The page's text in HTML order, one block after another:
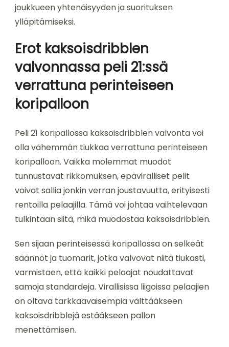
joukkueen yhtenäisyyden ja suorituksen
ylläpitämiseksi.
Erot kaksoisdribblen
valvonnassa peli 21:ssä
verrattuna perinteiseen
koripalloon
Peli 21 koripallossa kaksoisdribblen valvonta voi
olla vähemmän tiukkaa verrattuna perinteiseen
koripalloon. Vaikka molemmat muodot
tunnustavat rikkomuksen, epäviralliset pelit
voivat sallia jonkin verran joustavuutta, erityisesti
rentoilla pelaajilla. Tämä voi johtaa vaihtelevaan
tulkintaan siitä, mikä muodostaa kaksoisdribblen.
Sen sijaan perinteisessä koripallossa on selkeät
säännöt ja tuomarit, jotka valvovat niitä tiukasti,
varmistaen, että kaikki pelaajat noudattavat
samoja standardeja. Virallisissa liigoissa pelaajien
on oltava tarkkaavaisempia välttääkseen
kaksoisdribblejä estääkseen pallon
menettämisen.